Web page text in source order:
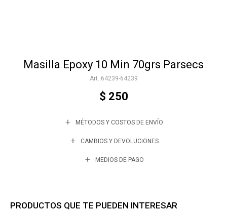
Masilla Epoxy 10 Min 70grs Parsecs
64239-64239
$ 250
MÉTODOS Y COSTOS DE ENVÍO
CAMBIOS Y DEVOLUCIONES
MEDIOS DE PAGO
PRODUCTOS QUE TE PUEDEN INTERESAR
Varios